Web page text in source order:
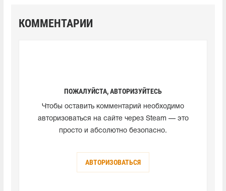
КОММЕНТАРИИ
ПОЖАЛУЙСТА, АВТОРИЗУЙТЕСЬ
Чтобы оставить комментарий необходимо
авторизоваться на сайте через Steam — это
просто и абсолютно безопасно.
АВТОРИЗОВАТЬСЯ